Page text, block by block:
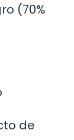
(70%
de